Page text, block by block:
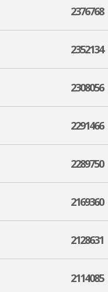
2376768
2352134
2308056
2291466
2289750
2169360
2128631
2114085